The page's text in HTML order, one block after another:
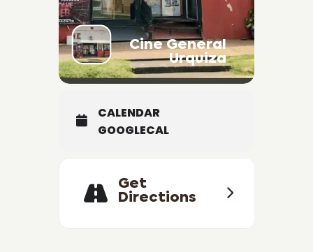
Cine General
Urquiza
CALENDAR
GOOGLECAL
Get
Directions